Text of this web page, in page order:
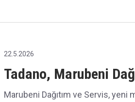
22.5.2026
Tadano, Marubeni
Marubeni Dağıtım ve Servis, yeni